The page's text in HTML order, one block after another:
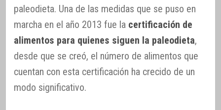
paleodieta. Una de las medidas que se puso en
marcha en el año 2013 fue la certificación de
alimentos para quienes siguen la paleodieta,
desde que se creó, el número de alimentos que
cuentan con esta certificación ha crecido de un
modo significativo.